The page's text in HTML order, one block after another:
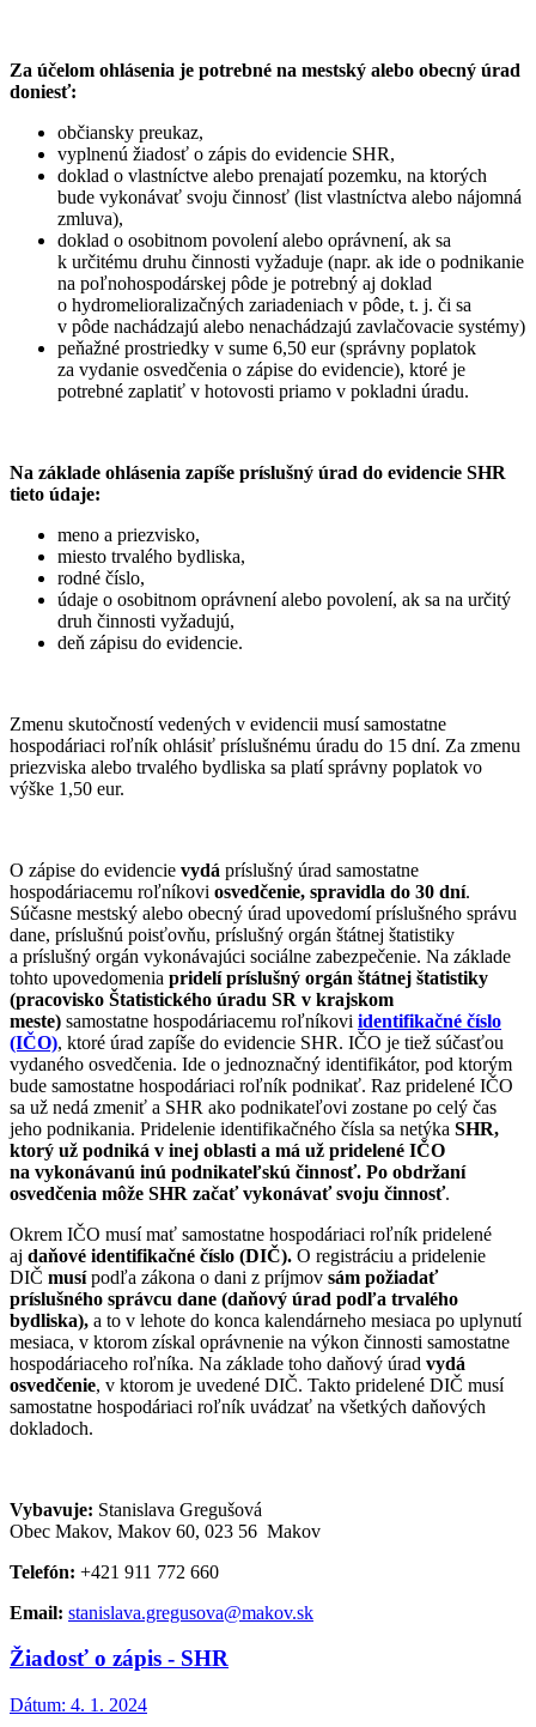
Za účelom ohlásenia je potrebné na mestský alebo obecný úrad
doniesť:
občiansky preukaz,
vyplnenú žiadosť o zápis do evidencie SHR,
doklad o vlastníctve alebo prenajatí pozemku, na ktorých
bude vykonávať svoju činnosť (list vlastníctva alebo nájomná
zmluva),
doklad o osobitnom povolení alebo oprávnení, ak sa
k určitému druhu činnosti vyžaduje (napr. ak ide o podnikanie
na poľnohospodárskej pôde je potrebný aj doklad
o hydromelioralizačných zariadeniach v pôde, t. j. či sa
v pôde nachádzajú alebo nenachádzajú zavlačovacie systémy)
peňažné prostriedky v sume 6,50 eur (správny poplatok
za vydanie osvedčenia o zápise do evidencie), ktoré je
potrebné zaplatiť v hotovosti priamo v pokladni úradu.
Na základe ohlásenia zapíše príslušný úrad do evidencie SHR
tieto údaje:
meno a priezvisko,
miesto trvalého bydliska,
rodné číslo,
údaje o osobitnom oprávnení alebo povolení, ak sa na určitý
druh činnosti vyžadujú,
deň zápisu do evidencie.
Zmenu skutočností vedených v evidencii musí samostatne
hospodáriaci roľník ohlásiť príslušnému úradu do 15 dní. Za zmenu
priezviska alebo trvalého bydliska sa platí správny poplatok vo
výške 1,50 eur.
O zápise do evidencie vydá príslušný úrad samostatne
hospodáriacemu roľníkovi osvedčenie, spravidla do 30 dní.
Súčasne mestský alebo obecný úrad upovedomí príslušného správu
dane, príslušnú poisťovňu, príslušný orgán štátnej štatistiky
a príslušný orgán vykonávajúci sociálne zabezpečenie. Na základe
tohto upovedomenia pridelí príslušný orgán štátnej štatistiky
(pracovisko Štatistického úradu SR v krajskom
meste) samostatne hospodáriacemu roľníkovi identifikačné číslo
(IČO), ktoré úrad zapíše do evidencie SHR. IČO je tiež súčasťou
vydaného osvedčenia. Ide o jednoznačný identifikátor, pod ktorým
bude samostatne hospodáriaci roľník podnikať. Raz pridelené IČO
sa už nedá zmeniť a SHR ako podnikateľovi zostane po celý čas
jeho podnikania. Pridelenie identifikačného čísla sa netýka SHR,
ktorý už podniká v inej oblasti a má už pridelené IČO
na vykonávanú inú podnikateľskú činnosť. Po obdržaní
osvedčenia môže SHR začať vykonávať svoju činnosť.
Okrem IČO musí mať samostatne hospodáriaci roľník pridelené
aj daňové identifikačné číslo (DIČ). O registráciu a pridelenie
DIČ musípodľa zákona o dani z príjmov sám požiadať
príslušného správcu dane (daňový úrad podľa trvalého
bydliska), a to v lehote do konca kalendárneho mesiaca po uplynutí
mesiaca, v ktorom získal oprávnenie na výkon činnosti samostatne
hospodáriaceho roľníka. Na základe toho daňový úrad vydá
osvedčenie, v ktorom je uvedené DIČ. Takto pridelené DIČ musí
samostatne hospodáriaci roľník uvádzať na všetkých daňových
dokladoch.
Vybavuje: Stanislava Gregušová
Obec Makov, Makov 60, 023 56 Makov
Telefón: +421 911 772 660
Email: stanislava.gregusova@makov.sk
Žiadosť o zápis - SHR
Dátum: 4. 1. 2024